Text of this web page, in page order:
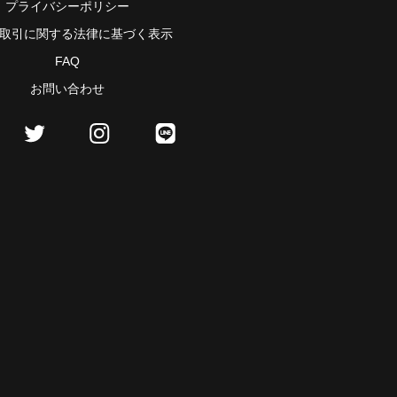
プライバシーポリシー
引に関する法律に基づく表示
FAQ
お問い合わせ